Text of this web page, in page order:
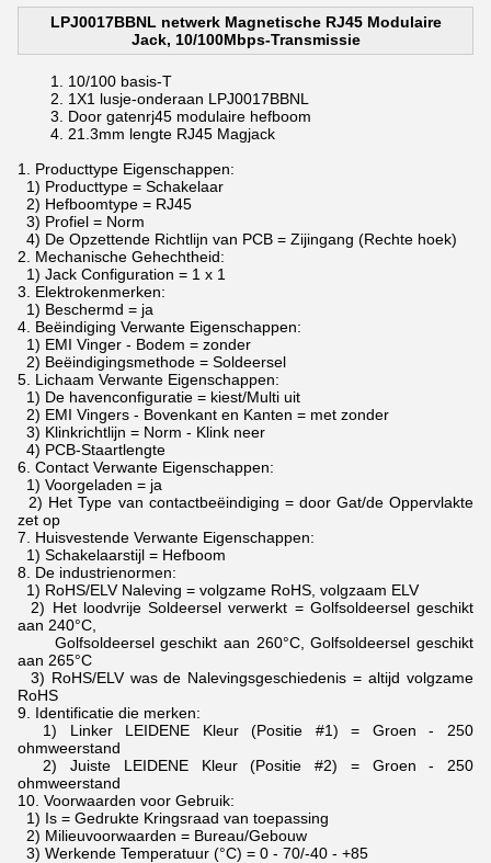
LPJ0017BBNL netwerk Magnetische RJ45 Modulaire
Jack, 10/100Mbps-Transmissie
10/100 basis-T
1X1 lusje-onderaan LPJ0017BBNL
Door gatenrj45 modulaire hefboom
21.3mm lengte RJ45 Magjack
1. Producttype Eigenschappen:
1) Producttype = Schakelaar
2) Hefboomtype = RJ45
3) Profiel = Norm
4) De Opzettende Richtlijn van PCB = Zijingang (Rechte hoek)
2. Mechanische Gehechtheid:
1) Jack Configuration = 1 x 1
3. Elektrokenmerken:
1) Beschermd = ja
4. Beëindiging Verwante Eigenschappen:
1) EMI Vinger - Bodem = zonder
2) Beëindigingsmethode = Soldeersel
5. Lichaam Verwante Eigenschappen:
1) De havenconfiguratie = kiest/Multi uit
2) EMI Vingers - Bovenkant en Kanten = met zonder
3) Klinkrichtlijn = Norm - Klink neer
4) PCB-Staartlengte
6. Contact Verwante Eigenschappen:
1) Voorgeladen = ja
2) Het Type van contactbeëindiging = door Gat/de Oppervlakte
zet op
7. Huisvestende Verwante Eigenschappen:
1) Schakelaarstijl = Hefboom
8. De industrienormen:
1) RoHS/ELV Naleving = volgzame RoHS, volgzaam ELV
2) Het loodvrije Soldeersel verwerkt = Golfsoldeersel geschikt
aan 240°C,
Golfsoldeersel geschikt aan 260°C, Golfsoldeersel geschikt
aan 265°C
3) RoHS/ELV was de Nalevingsgeschiedenis = altijd volgzame
RoHS
9. Identificatie die merken:
1) Linker LEIDENE Kleur (Positie #1) = Groen - 250
ohmweerstand
2) Juiste LEIDENE Kleur (Positie #2) = Groen - 250
ohmweerstand
10. Voorwaarden voor Gebruik:
1) Is = Gedrukte Kringsraad van toepassing
2) Milieuvoorwaarden = Bureau/Gebouw
3) Werkende Temperatuur (°C) = 0 - 70/-40 - +85